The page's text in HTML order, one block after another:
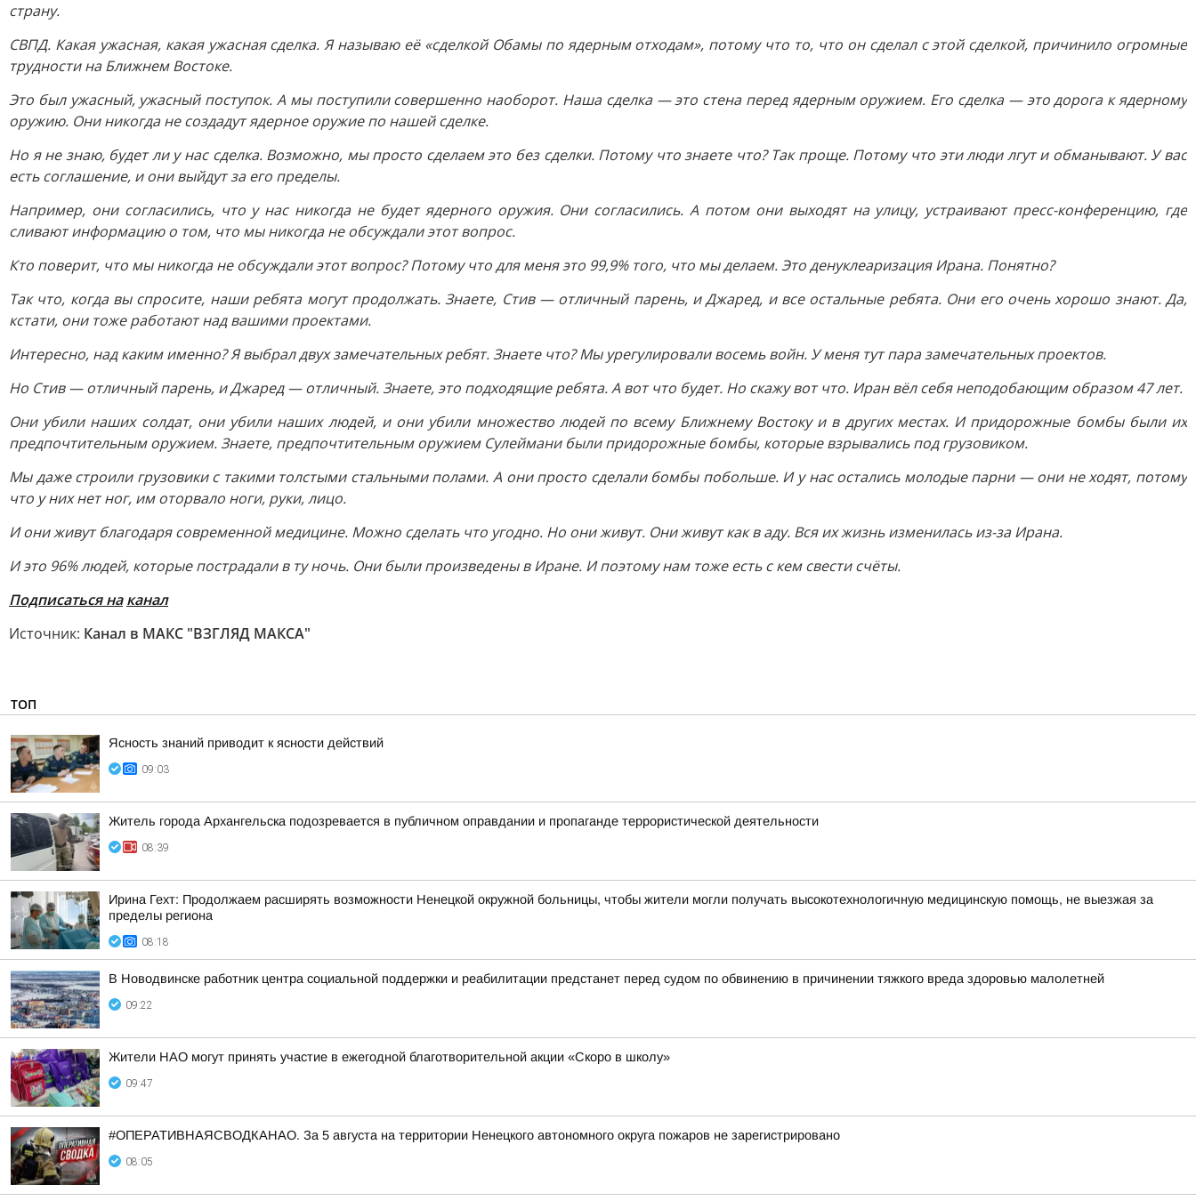
страну.
СВПД. Какая ужасная, какая ужасная сделка. Я называю её «сделкой Обамы по ядерным отходам», потому что то, что он сделал с этой сделкой, причинило огромные
трудности на Ближнем Востоке.
Это был ужасный, ужасный поступок. А мы поступили совершенно наоборот. Наша сделка — это стена перед ядерным оружием. Его сделка — это дорога к ядерному
оружию. Они никогда не создадут ядерное оружие по нашей сделке.
Но я не знаю, будет ли у нас сделка. Возможно, мы просто сделаем это без сделки. Потому что знаете что? Так проще. Потому что эти люди лгут и обманывают. У вас
есть соглашение, и они выйдут за его пределы.
Например, они согласились, что у нас никогда не будет ядерного оружия. Они согласились. А потом они выходят на улицу, устраивают пресс-конференцию, где
сливают информацию о том, что мы никогда не обсуждали этот вопрос.
Кто поверит, что мы никогда не обсуждали этот вопрос? Потому что для меня это 99,9% того, что мы делаем. Это денуклеаризация Ирана. Понятно?
Так что, когда вы спросите, наши ребята могут продолжать. Знаете, Стив — отличный парень, и Джаред, и все остальные ребята. Они его очень хорошо знают. Да,
кстати, они тоже работают над вашими проектами.
Интересно, над каким именно? Я выбрал двух замечательных ребят. Знаете что? Мы урегулировали восемь войн. У меня тут пара замечательных проектов.
Но Стив — отличный парень, и Джаред — отличный. Знаете, это подходящие ребята. А вот что будет. Но скажу вот что. Иран вёл себя неподобающим образом 47 лет.
Они убили наших солдат, они убили наших людей, и они убили множество людей по всему Ближнему Востоку и в других местах. И придорожные бомбы были их
предпочтительным оружием. Знаете, предпочтительным оружием Сулеймани были придорожные бомбы, которые взрывались под грузовиком.
Мы даже строили грузовики с такими толстыми стальными полами. А они просто сделали бомбы побольше. И у нас остались молодые парни — они не ходят, потому
что у них нет ног, им оторвало ноги, руки, лицо.
И они живут благодаря современной медицине. Можно сделать что угодно. Но они живут. Они живут как в аду. Вся их жизнь изменилась из-за Ирана.
И это 96% людей, которые пострадали в ту ночь. Они были произведены в Иране. И поэтому нам тоже есть с кем свести счёты.
Подписаться на канал
Источник: Канал в МАКС "ВЗГЛЯД МАКСА"
ТОП
Ясность знаний приводит к ясности действий
09:03
Житель города Архангельска подозревается в публичном оправдании и пропаганде террористической деятельности
08:39
Ирина Гехт: Продолжаем расширять возможности Ненецкой окружной больницы, чтобы жители могли получать высокотехнологичную медицинскую помощь, не выезжая за
пределы региона
08:18
В Новодвинске работник центра социальной поддержки и реабилитации предстанет перед судом по обвинению в причинении тяжкого вреда здоровью малолетней
09:22
Жители НАО могут принять участие в ежегодной благотворительной акции «Скоро в школу»
09:47
#ОПЕРАТИВНАЯСВОДКАНАО. За 5 августа на территории Ненецкого автономного округа пожаров не зарегистрировано
08:05